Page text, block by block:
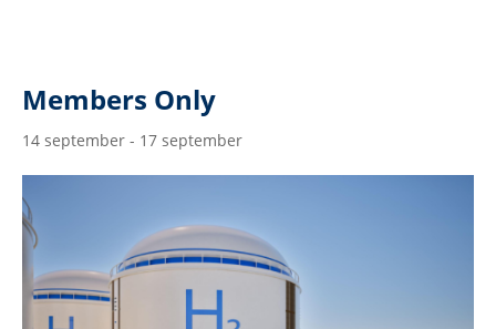
Members Only
14 september - 17 september